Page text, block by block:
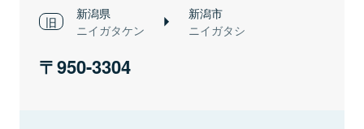
新潟県
ニイガタケン
新潟市
ニイガタシ
950-3304